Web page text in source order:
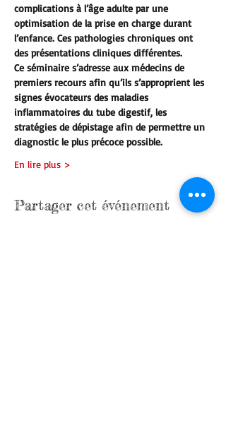
complications à l’âge adulte par une
optimisation de la prise en charge durant
l’enfance. Ces pathologies chroniques ont
des présentations cliniques différentes.
Ce séminaire s’adresse aux médecins de
premiers recours afin qu’ils s’approprient les
signes évocateurs des maladies
inflammatoires du tube digestif, les
stratégies de dépistage afin de permettre un
diagnostic le plus précoce possible.
En lire plus >
Partager cet événement